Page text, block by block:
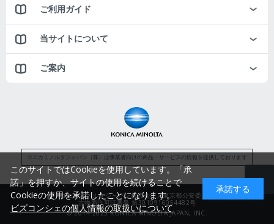
ご利用ガイド
当サイトについて
ご案内
コニカミノルタジャパン（株）は事業者向けの商品・サービスの情報を提供しております
コニカミノルタジャパン株式会社／東京都公安委員会
古物商許可証番号 第3010916054482号
© 2014-2025 KONICA MINOLTA JAPAN, INC.
このサイトではCookieを使用しています。「承
諾」を押すか、サイトの使用を続けることで
Cookieの使用を承諾したことになります。
ビズコンシェの個人情報の取扱いについて
承諾する